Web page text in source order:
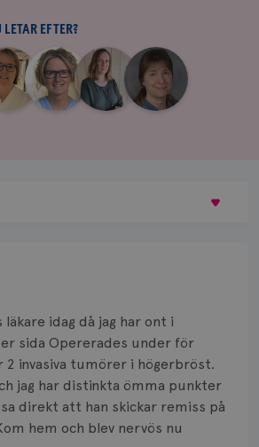
EFTER?
|
Jeanette
Bäcklund
|
Maria
Edegran
|
Yvette
Andersson
idag då jag har ont i
sida Opererades under för
2 invasiva tumörer i högerbröst.
jag har distinkta ömma punkter
direkt att han skickar remiss på
hem och blev nervös nu